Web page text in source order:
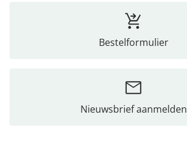
Bestelformulier
Nieuwsbrief aanmelden